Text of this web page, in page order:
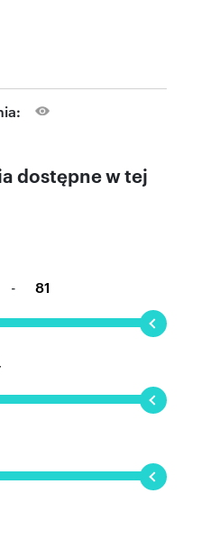
dostępne w tej
-